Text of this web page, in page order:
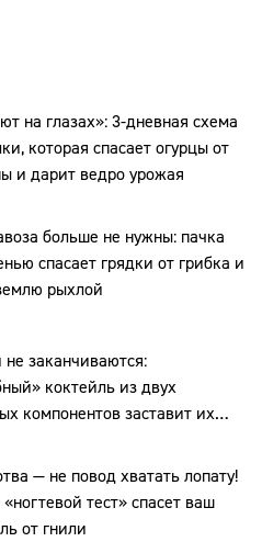
на глазах»: 3-дневная схема
которая спасает огурцы от
и дарит ведро урожая
больше не нужны: пачка
спасает грядки от грибка и
рыхлой
заканчиваются:
коктейль из двух
компонентов заставит их
до самых заморозков
— не повод хватать лопату!
тест» спасет ваш
от гнили